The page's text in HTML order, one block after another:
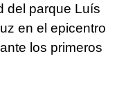
del parque Luís
en el epicentro
los primeros